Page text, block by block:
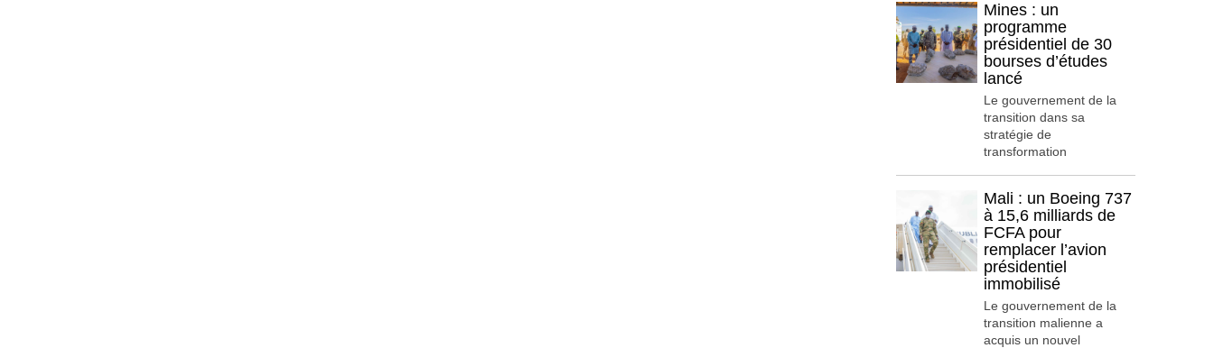
Mines : un
programme
présidentiel de 30
bourses d’études
lancé
Le gouvernement de la
transition dans sa
stratégie de
transformation
Mali : un Boeing 737
à 15,6 milliards de
FCFA pour
remplacer l’avion
présidentiel
immobilisé
Le gouvernement de la
transition malienne a
acquis un nouvel